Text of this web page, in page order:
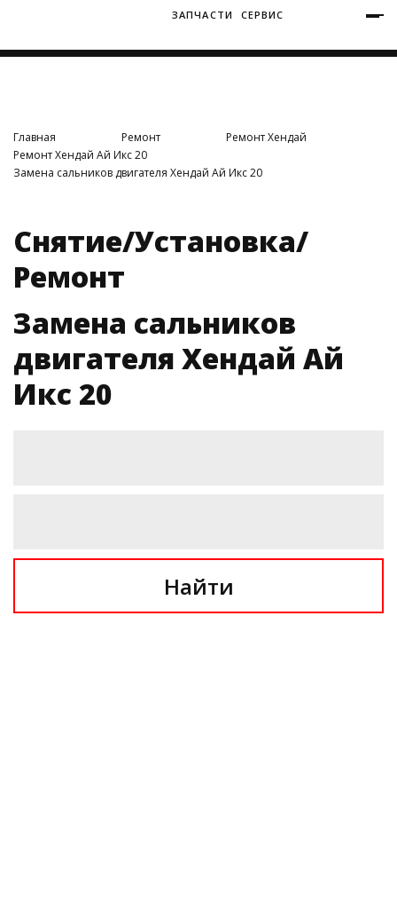
ЗАПЧАСТИ СЕРВИС
Главная Ремонт
Ремонт Хендай
Ремонт Хендай Ай Икс 20
Замена сальников двигателя Хендай Ай Икс 20
Снятие/Установка/
Ремонт
Замена сальников
двигателя Хендай Ай
Икс 20
Найти